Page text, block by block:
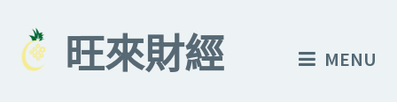
content
旺來財經 MENU